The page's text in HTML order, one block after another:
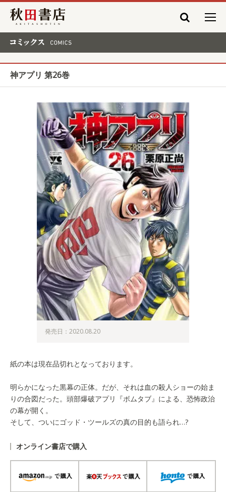
秋田書店
神アプリ 第26巻
発売日：2020.08.20
紙の本は現在品切れとなっております。
明らかになった黒幕の正体。だが、それは血の殺人ショーの始ま
りの合図だった。頭部爆破アプリ『ボムタブ』による、恐怖政治
の幕が開く。
そして、ついにゴッド・ツールズの真の目的も語られ…?
オンライン書店で購入